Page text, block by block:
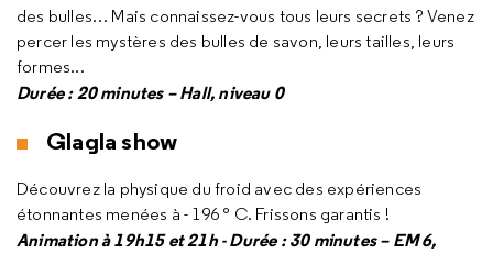
des bulles… Mais connaissez-vous tous leurs secrets ? Venez
percer les mystères des bulles de savon, leurs tailles, leurs
formes...
Durée : 20 minutes – Hall, niveau 0
Glagla show
Découvrez la physique du froid avec des expériences
étonnantes menées à - 196 ° C. Frissons garantis !
Animation à 19h15 et 21h - Durée : 30 minutes – EM 6,